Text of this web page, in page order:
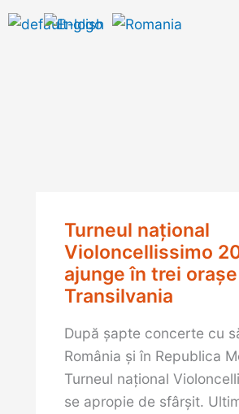
Skip
Turneul naţional
Violoncellissimo
ajunge în trei
Transilvania
După șapte concerte cu
România și în Republica
Turneul național
se apropie de sfârșit.